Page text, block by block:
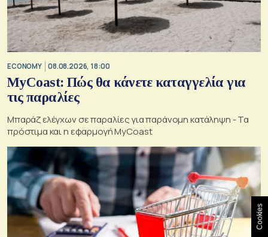
ECONOMY 08.08.2026, 18:00
MyCoast: Πώς θα κάνετε καταγγελία για
τις παραλίες
Μπαράζ ελέγχων σε παραλίες για παράνομη κατάληψη - Τα
πρόστιμα και η εφαρμογή MyCoast
Cookies